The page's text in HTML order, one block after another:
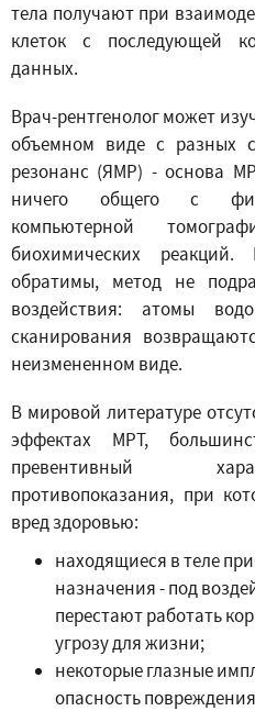
тела получают при
клеток с последующей
данных.
Врач-рентгенолог может
объемном виде с разных
резонанс (ЯМР) - основа
ничего общего с
компьютерной
биохимических
обратимы, метод не
воздействия: атомы
сканирования
неизмененном виде.
В мировой литературе
эффектах МРТ,
превентивный
противопоказания, при
вред здоровью:
находящиеся в теле
назначения - под
перестают работать
угрозу для жизни;
некоторые глазные
опасность